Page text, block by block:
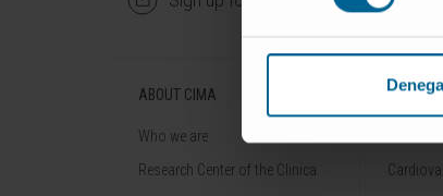
ABOUT CIMA
Who we are
Research Center of the Clinica